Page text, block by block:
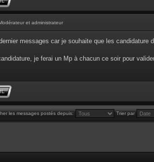
et administrateur
messages car je souhaite que les candidature
je ferai un Mp à chacun ce soir pour
les messages postés depuis: Trier par